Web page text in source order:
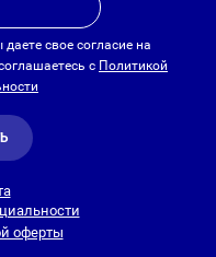
свое согласие на
с Политикой
оферты